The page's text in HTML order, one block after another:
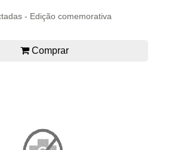
- Edição comemorativa
Comprar